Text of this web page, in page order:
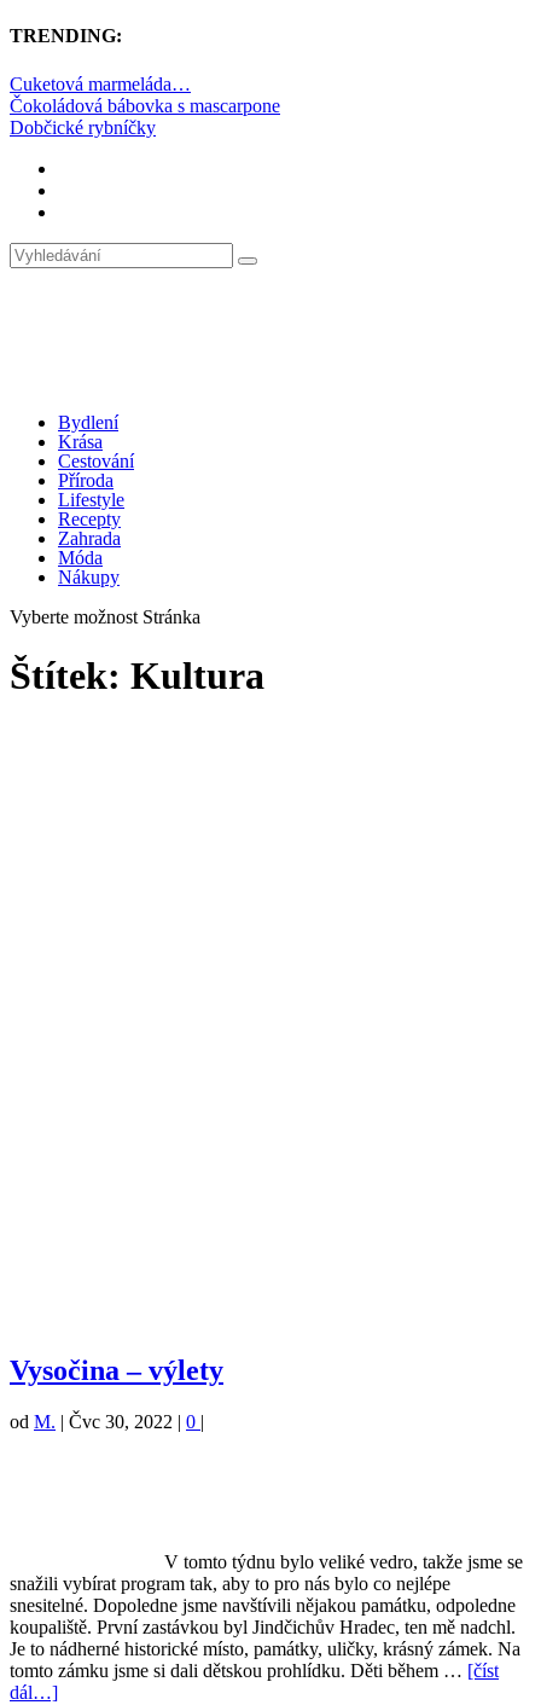
TRENDING:
Cuketová marmeláda…
Čokoládová bábovka s mascarpone
Dobčické rybníčky
Bydlení
Krása
Cestování
Příroda
Lifestyle
Recepty
Zahrada
Móda
Nákupy
Vyberte možnost Stránka
Štítek: Kultura
Vysočina – výlety
od M. | Čvc 30, 2022 | 0 |
V tomto týdnu bylo veliké vedro, takže jsme se
snažili vybírat program tak, aby to pro nás bylo co nejlépe
snesitelné. Dopoledne jsme navštívili nějakou památku, odpoledne
koupaliště. První zastávkou byl Jindčichův Hradec, ten mě nadchl.
Je to nádherné historické místo, památky, uličky, krásný zámek. Na
tomto zámku jsme si dali dětskou prohlídku. Děti během … [číst
dál…]